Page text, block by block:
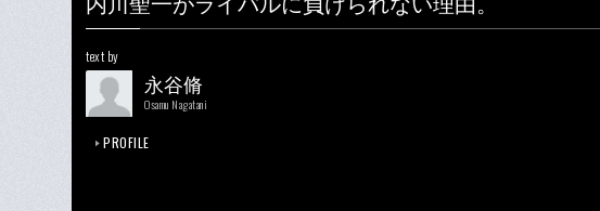
text by
永谷脩
Osamu Nagatani
PROFILE